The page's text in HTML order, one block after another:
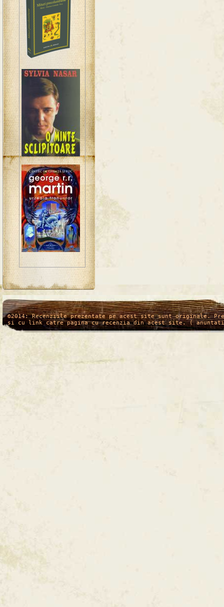
/* */
©2014: Recenziile prezentate pe acest site sunt originale.
si cu link catre pagina cu recenzia din acest site. (